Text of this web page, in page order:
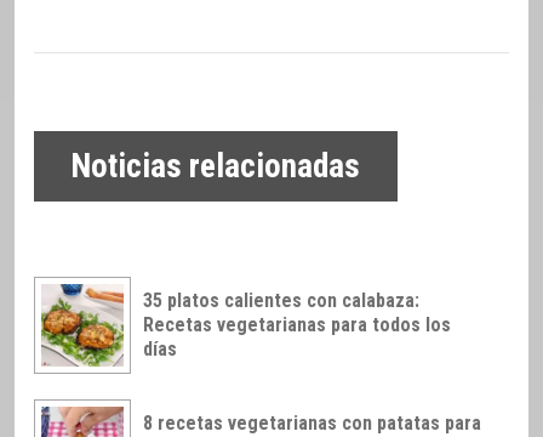
Noticias relacionadas
35 platos calientes con calabaza:
Recetas vegetarianas para todos los
días
8 recetas vegetarianas con patatas para